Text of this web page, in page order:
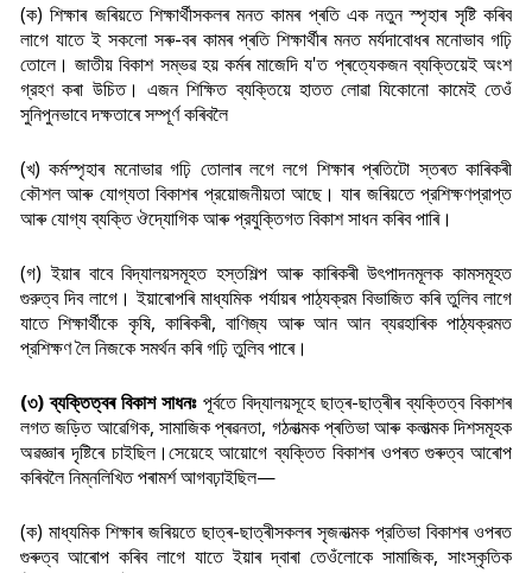
(ক) শিক্ষাৰ জৰিয়তে শিক্ষাৰ্থীসকলৰ মনত কামৰ প্ৰতি এক নতুন স্পৃহাৰ সৃষ্টি কৰিব
লাগে যাতে ই সকলো সৰু-বৰ কামৰ প্ৰতি শিক্ষাৰ্থীৰ মনত মৰ্যদাবোধৰ মনোভাব গঢ়ি
তোলে। জাতীয় বিকাশ সম্ভৱ হয় কৰ্মৰ মাজেদি য'ত প্ৰত্যেকজন ব্যক্তিয়েই অংশ
গ্রহণ কৰা উচিত। এজন শিক্ষিত ব্যক্তিয়ে হাতত লোৱা যিকোনো কামেই তেওঁ
সুনিপুনভাবে দক্ষতাৰে সম্পূৰ্ণ কৰিবলৈ
(খ) কর্মস্পৃহাৰ মনোভাৱ গঢ়ি তোলাৰ লগে লগে শিক্ষাৰ প্ৰতিটো স্তৰত কাৰিকৰী
কৌশল আৰু যোগ্যতা বিকাশৰ প্রয়োজনীয়তা আছে। যাৰ জৰিয়তে প্রশিক্ষণপ্রাপ্ত
আৰু যোগ্য ব্যক্তি ঔদ্যোগিক আৰু প্রযুক্তিগত বিকাশ সাধন কৰিব পাৰি।
(গ) ইয়াৰ বাবে বিদ্যালয়সমূহত হস্তশিল্প আৰু কাৰিকৰী উৎপাদনমূলক কামসমূহত
গুরুত্ব দিব লাগে। ইয়াৰোপৰি মাধ্যমিক পৰ্যায়ৰ পাঠ্যক্রম বিভাজিত কৰি তুলিব লাগে
যাতে শিক্ষার্থীকে কৃষি, কাৰিকৰী, বাণিজ্য আৰু আন আন ব্যৱহাৰিক পাঠ্যক্রমত
প্রশিক্ষণ লৈ নিজকে সমর্থন কৰি গঢ়ি তুলিব পাৰে।
(৩) ব্যক্তিত্বৰ বিকাশ সাধনঃ পূৰ্বতে বিদ্যালয়সূহে ছাত্ৰ-ছাত্ৰীৰ ব্যক্তিত্ব বিকাশৰ
লগত জড়িত আৱেগিক, সামাজিক প্ৰৱনতা, গঠনাত্মক প্ৰতিভা আৰু কলাত্মক দিশসমূহক
অৱজ্ঞাৰ দৃষ্টিৰে চাইছিল।সেয়েহে আয়োগে ব্যক্তিত বিকাশৰ ওপৰত গুৰুত্ব আৰোপ
কৰিবলৈ নিম্নলিখিত পৰামৰ্শ আগবঢ়াইছিল—
(ক) মাধ্যমিক শিক্ষাৰ জৰিয়তে ছাত্ৰ-ছাত্ৰীসকলৰ সৃজনাত্মক প্রতিভা বিকাশৰ ওপৰত
গুৰুত্ব আৰোপ কৰিব লাগে যাতে ইয়াৰ দ্বাৰা তেওঁলোকে সামাজিক, সাংস্কৃতিক